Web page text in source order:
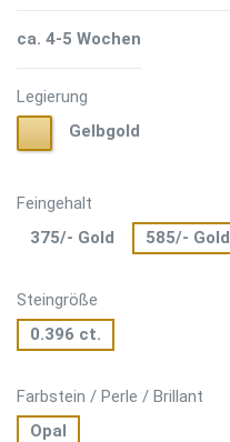
ca. 4-5 Wochen
Legierung
GelbgoldGelbgold
Feingehalt
375/- Gold
585/- Gold
Steingröße
0.396 ct.
Farbstein / Perle / Brillant
Opal